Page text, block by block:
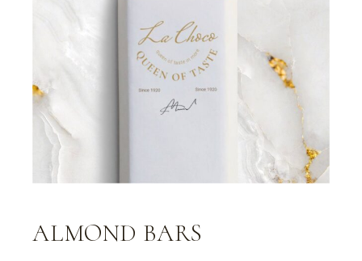
ALMOND BARS